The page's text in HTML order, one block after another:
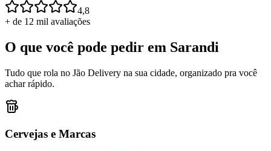
4,8
+ de 12 mil avaliações
O que você pode pedir em Sarandi
Tudo que rola no Jão Delivery na sua cidade, organizado pra você
achar rápido.
Cervejas e Marcas